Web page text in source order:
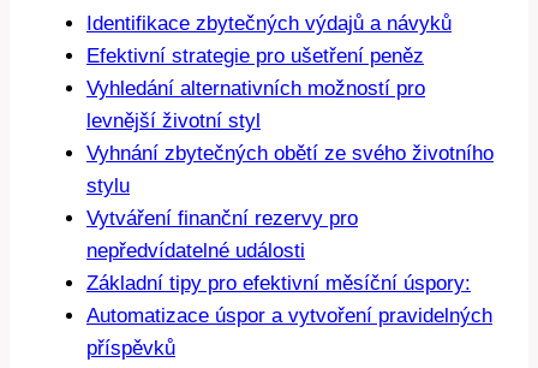
Identifikace zbytečných výdajů a návyků
Efektivní strategie pro ušetření peněz
Vyhledání alternativních možností pro
levnější životní styl
Vyhnání zbytečných obětí ze svého životního
stylu
Vytváření finanční rezervy pro
nepředvídatelné události
Základní tipy pro efektivní měsíční úspory:
Automatizace úspor a vytvoření pravidelných
příspěvků